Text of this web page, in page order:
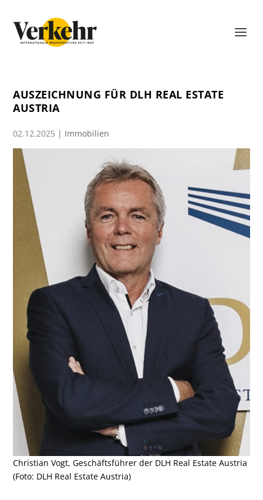
AUSZEICHNUNG FÜR DLH REAL ESTATE
AUSTRIA
02.12.2025 | Immobilien
Christian Vogt, Geschäftsführer der DLH Real Estate Austria
(Foto: DLH Real Estate Austria)